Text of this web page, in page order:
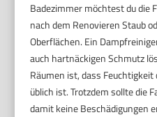
Badezimmer möchtest du die
nach dem Renovieren Staub
Oberflächen. Ein
auch hartnäckigen Schmutz
Räumen ist, dass
üblich ist. Trotzdem sollte die
damit keine Beschädigungen